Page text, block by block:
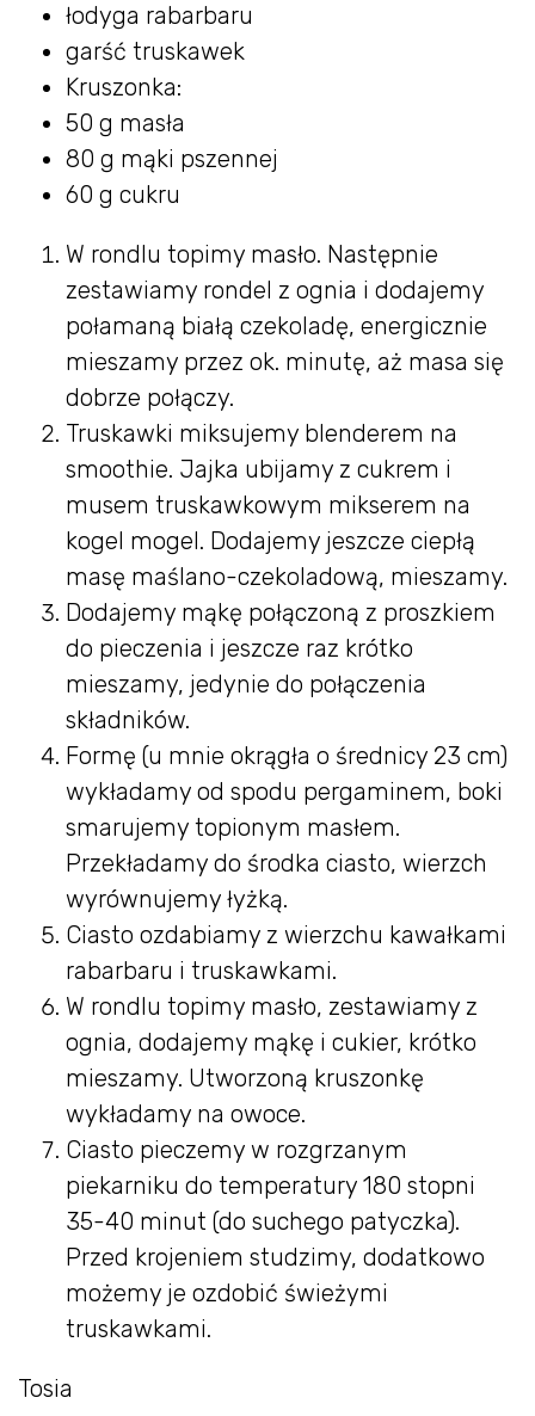
łodyga rabarbaru
garść truskawek
Kruszonka:
50 g masła
80 g mąki pszennej
60 g cukru
W rondlu topimy masło. Następnie
zestawiamy rondel z ognia i dodajemy
połamaną białą czekoladę, energicznie
mieszamy przez ok. minutę, aż masa się
dobrze połączy.
Truskawki miksujemy blenderem na
smoothie. Jajka ubijamy z cukrem i
musem truskawkowym mikserem na
kogel mogel. Dodajemy jeszcze ciepłą
masę maślano-czekoladową, mieszamy.
Dodajemy mąkę połączoną z proszkiem
do pieczenia i jeszcze raz krótko
mieszamy, jedynie do połączenia
składników.
Formę (u mnie okrągła o średnicy 23 cm)
wykładamy od spodu pergaminem, boki
smarujemy topionym masłem.
Przekładamy do środka ciasto, wierzch
wyrównujemy łyżką.
Ciasto ozdabiamy z wierzchu kawałkami
rabarbaru i truskawkami.
W rondlu topimy masło, zestawiamy z
ognia, dodajemy mąkę i cukier, krótko
mieszamy. Utworzoną kruszonkę
wykładamy na owoce.
Ciasto pieczemy w rozgrzanym
piekarniku do temperatury 180 stopni
35-40 minut (do suchego patyczka).
Przed krojeniem studzimy, dodatkowo
możemy je ozdobić świeżymi
truskawkami.
Tosia